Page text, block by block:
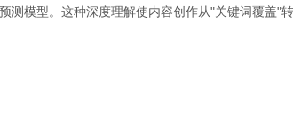
测模型。这种深度理解使内容创作从"关键词覆盖"